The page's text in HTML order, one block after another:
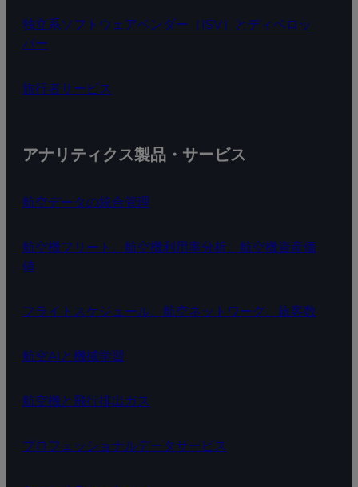
独立系ソフトウェアベンダー（ISV）とディベロッ
パー
旅行者サービス
アナリティクス製品・サービス
航空データの統合管理
航空機フリート、航空機利用率分析、航空機資産価
値
フライトスケジュール、航空ネットワーク、旅客数
航空AIと機械学習
航空機と飛行排出ガス
プロフェッショナルデータサービス